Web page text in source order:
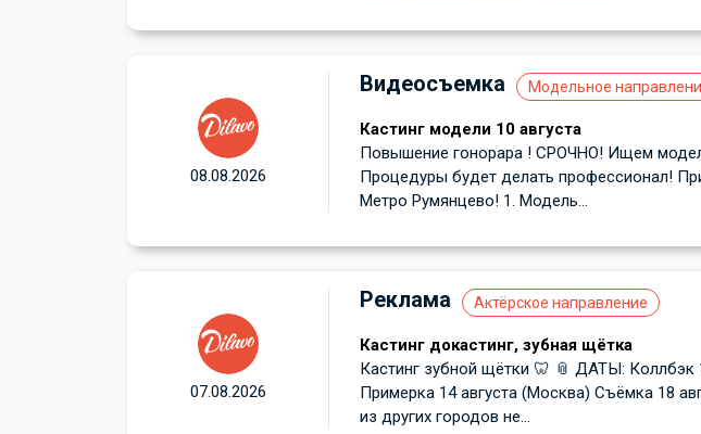
Видеосъемка Модельное
Кастинг модели 10 августа
Повышение гонорара ! СРОЧНО! Ищем
Процедуры будет делать профессионал!
Метро Румянцево! 1. Модель...
08.08.2026
Реклама Актёрское направление
Кастинг докастинг, зубная щётка
Кастинг зубной щётки 🦷 📎 ДАТЫ: Коллбэк
Примерка 14 августа (Москва) Съёмка 18
из других городов не...
07.08.2026